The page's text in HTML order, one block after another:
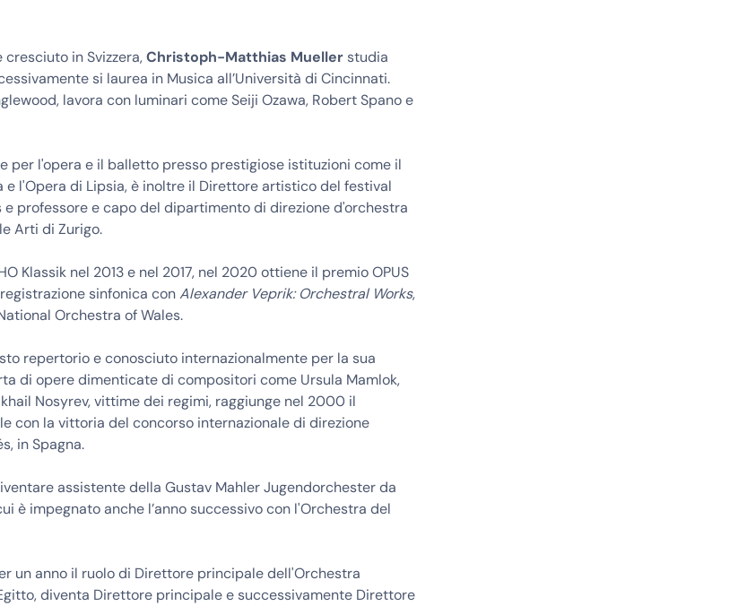
cresciuto in Svizzera,Christoph-Matthias Mueller studia
si laurea in Musica all’Università di Cincinnati.
lavora con luminari come Seiji Ozawa, Robert Spano e
per l'opera e il balletto presso prestigiose istituzioni come il
e l'Opera di Lipsia, è inoltre il Direttore artistico del festival
e professore e capo del dipartimento di direzione d'orchestra
Arti di Zurigo.
Klassik nel 2013 e nel 2017, nel 2020 ottiene il premio OPUS
sinfonica conAlexander Veprik: Orchestral Works,
Orchestra of Wales.
repertorio e conosciuto internazionalmente per la sua
di opere dimenticate di compositori come Ursula Mamlok,
Nosyrev, vittime dei regimi, raggiunge nel 2000 il
con la vittoria del concorso internazionale di direzione
in Spagna.
assistente della Gustav Mahler Jugendorchester da
è impegnato anche l’anno successivo con l'Orchestra del
un anno il ruolo di Direttore principale dell'Orchestra
diventa Direttore principale e successivamente Direttore